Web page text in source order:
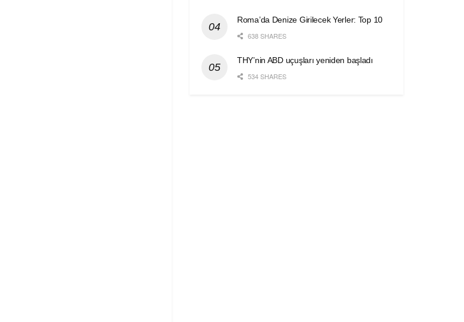
Roma’da Denize Girilecek Yerler: Top 10
638 SHARES
THY’nin ABD uçuşları yeniden başladı
534 SHARES